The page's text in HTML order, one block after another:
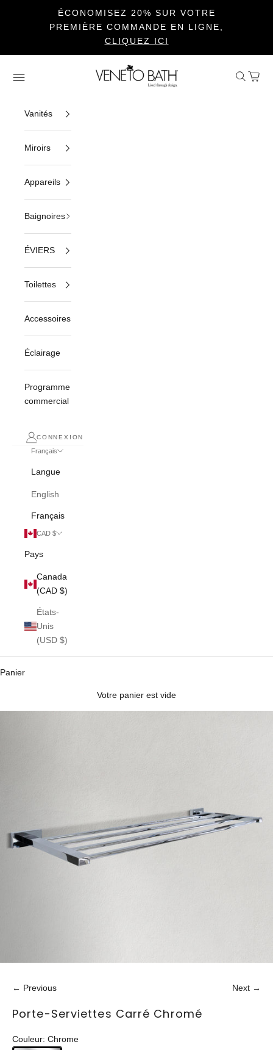
ÉCONOMISEZ 20% SUR VOTRE
PREMIÈRE COMMANDE EN LIGNE,
CLIQUEZ ICI
Veneto Bath
Ouvrir la navigation Ouvrir la
Voir
Vanités
Miroirs
Appareils
Baignoires
ÉVIERS
Toilettes
Accessoires
Éclairage
Programme
commercial
CONNEXION
CAD $
Pays
Canada
(CAD $)
États-
Unis
(USD $)
Français
Langue
English
Français
Panier
Votre panier est vide
← Previous Next →
Porte-Serviettes Carré Chromé
Couleur: Chrome